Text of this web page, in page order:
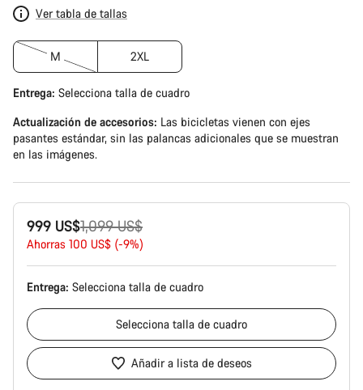
Ver tabla de tallas
M 2XL
Entrega: Selecciona talla de cuadro
Actualización de accesorios: Las bicicletas vienen con ejes
pasantes estándar, sin las palancas adicionales que se muestran
en las imágenes.
999 US$
Precio
original
1,099 US$
Ahorras 100 US$ (-9%)
Entrega: Selecciona talla de cuadro
Selecciona talla de cuadro
Añadir a lista de deseos